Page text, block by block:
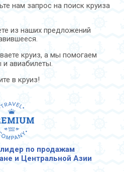
нам запрос на поиск круиза
из наших предложений
круиз, а мы помогаем
авиабилеты.
в круиз!
по продажам
и Центральной Азии